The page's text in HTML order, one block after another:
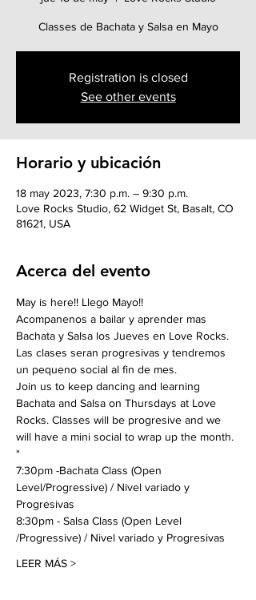
Classes de Bachata y Salsa en Mayo
Registration is closed
See other events
Horario y ubicación
18 may 2023, 7:30 p.m. – 9:30 p.m.
Love Rocks Studio, 62 Widget St, Basalt, CO
81621, USA
Acerca del evento
May is here!! Llego Mayo!!
Acompanenos a bailar y aprender mas
Bachata y Salsa los Jueves en Love Rocks.
Las clases seran progresivas y tendremos
un pequeno social al fin de mes.
Join us to keep dancing and learning
Bachata and Salsa on Thursdays at Love
Rocks. Classes will be progresive and we
will have a mini social to wrap up the month.
*
7:30pm -Bachata Class (Open
Level/Progressive) / Nivel variado y
Progresivas
8:30pm - Salsa Class (Open Level
/Progressive) / Nivel variado y Progresivas
LEER MÁS >